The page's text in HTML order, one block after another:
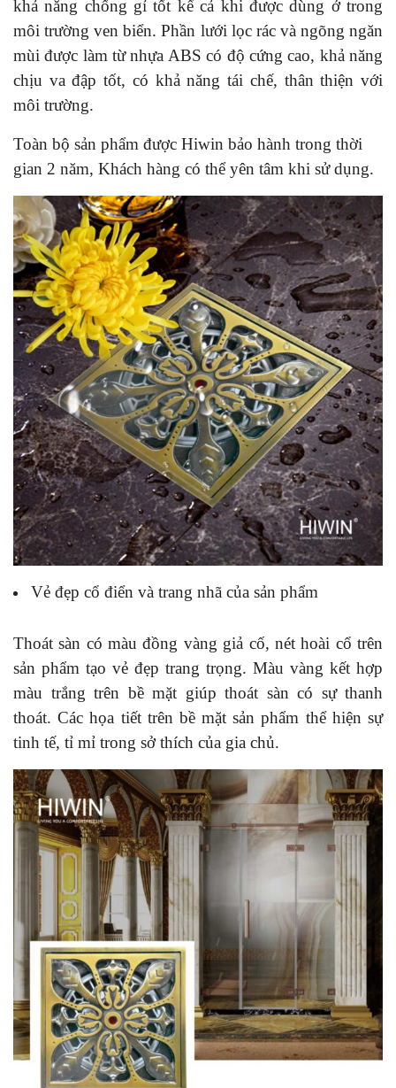
khả năng chống gỉ tốt kể cả khi được dùng ở trong
môi trường ven biển. Phần lưới lọc rác và ngõng ngăn
mùi được làm từ nhựa ABS có độ cứng cao, khả năng
chịu va đập tốt, có khả năng tái chế, thân thiện với
môi trường.
Toàn bộ sản phẩm được Hiwin bảo hành trong thời
gian 2 năm, Khách hàng có thể yên tâm khi sử dụng.
Vẻ đẹp cổ điển và trang nhã của sản phẩm
Thoát sàn có màu đồng vàng giả cố, nét hoài cổ trên
sản phẩm tạo vẻ đẹp trang trọng. Màu vàng kết hợp
màu trắng trên bề mặt giúp thoát sàn có sự thanh
thoát. Các họa tiết trên bề mặt sản phẩm thể hiện sự
tinh tế, tỉ mỉ trong sở thích của gia chủ.